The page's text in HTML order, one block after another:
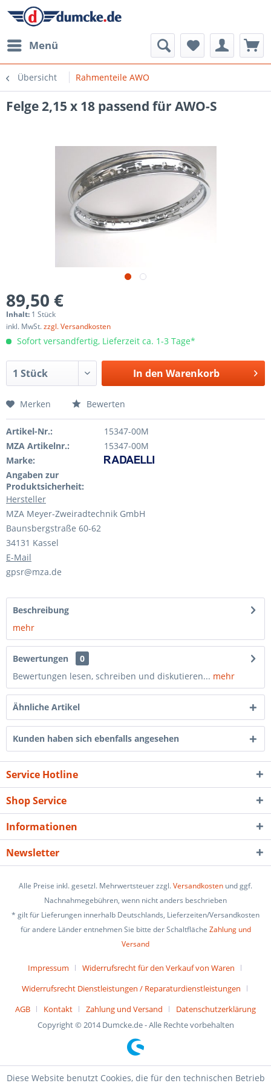
Menü
Übersicht Rahmenteile AWO
Felge 2,15 x 18 passend für AWO-S
89,50 €
Inhalt: 1 Stück
inkl. MwSt.zzgl. Versandkosten
Sofort versandfertig, Lieferzeit ca. 1-3 Tage*
In den Warenkorb
Merken Bewerten
Artikel-Nr.:
15347-00M
MZA Artikelnr.:
15347-00M
Marke:
Angaben zur
Produktsicherheit:
Hersteller
MZA Meyer-Zweiradtechnik GmbH
Baunsbergstraße 60-62
34131 Kassel
E-Mail
gpsr@mza.de
Beschreibung
mehr
Bewertungen
0
Bewertungen lesen, schreiben und diskutieren... mehr
Ähnliche Artikel
Kunden haben sich ebenfalls angesehen
Service Hotline
Shop Service
Informationen
Newsletter
Alle Preise inkl. gesetzl. Mehrwertsteuer zzgl.Versandkosten und ggf.
Nachnahmegebühren, wenn nicht anders beschrieben
* gilt für Lieferungen innerhalb Deutschlands, Lieferzeiten/Versandkosten
für andere Länder entnehmen Sie bitte der Schaltfläche Zahlung und
Versand
Impressum
Widerrufsrecht für den Verkauf von Waren
Widerrufsrecht Dienstleistungen / Reparaturdienstleistungen
AGB
Kontakt Zahlung und Versand
Datenschutzerklärung
Copyright © 2014 Dumcke.de - Alle Rechte vorbehalten
Diese Website benutzt Cookies, die für den technischen Betrieb